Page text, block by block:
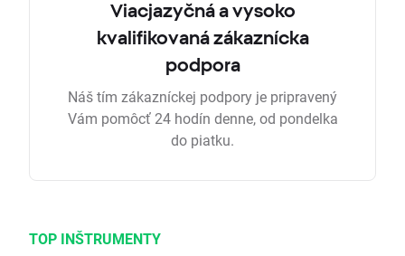
Viacjazyčná a vysoko
kvalifikovaná zákaznícka
podpora
Náš tím zákazníckej podpory je pripravený
Vám pomôcť 24 hodín denne, od pondelka
do piatku.
TOP INŠTRUMENTY